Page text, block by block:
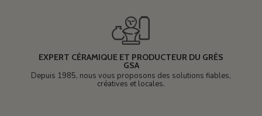
EXPERT CÉRAMIQUE ET PRODUCTEUR DU GRÈS
GSA
Depuis 1985, nous vous proposons des solutions fiables,
créatives et locales.